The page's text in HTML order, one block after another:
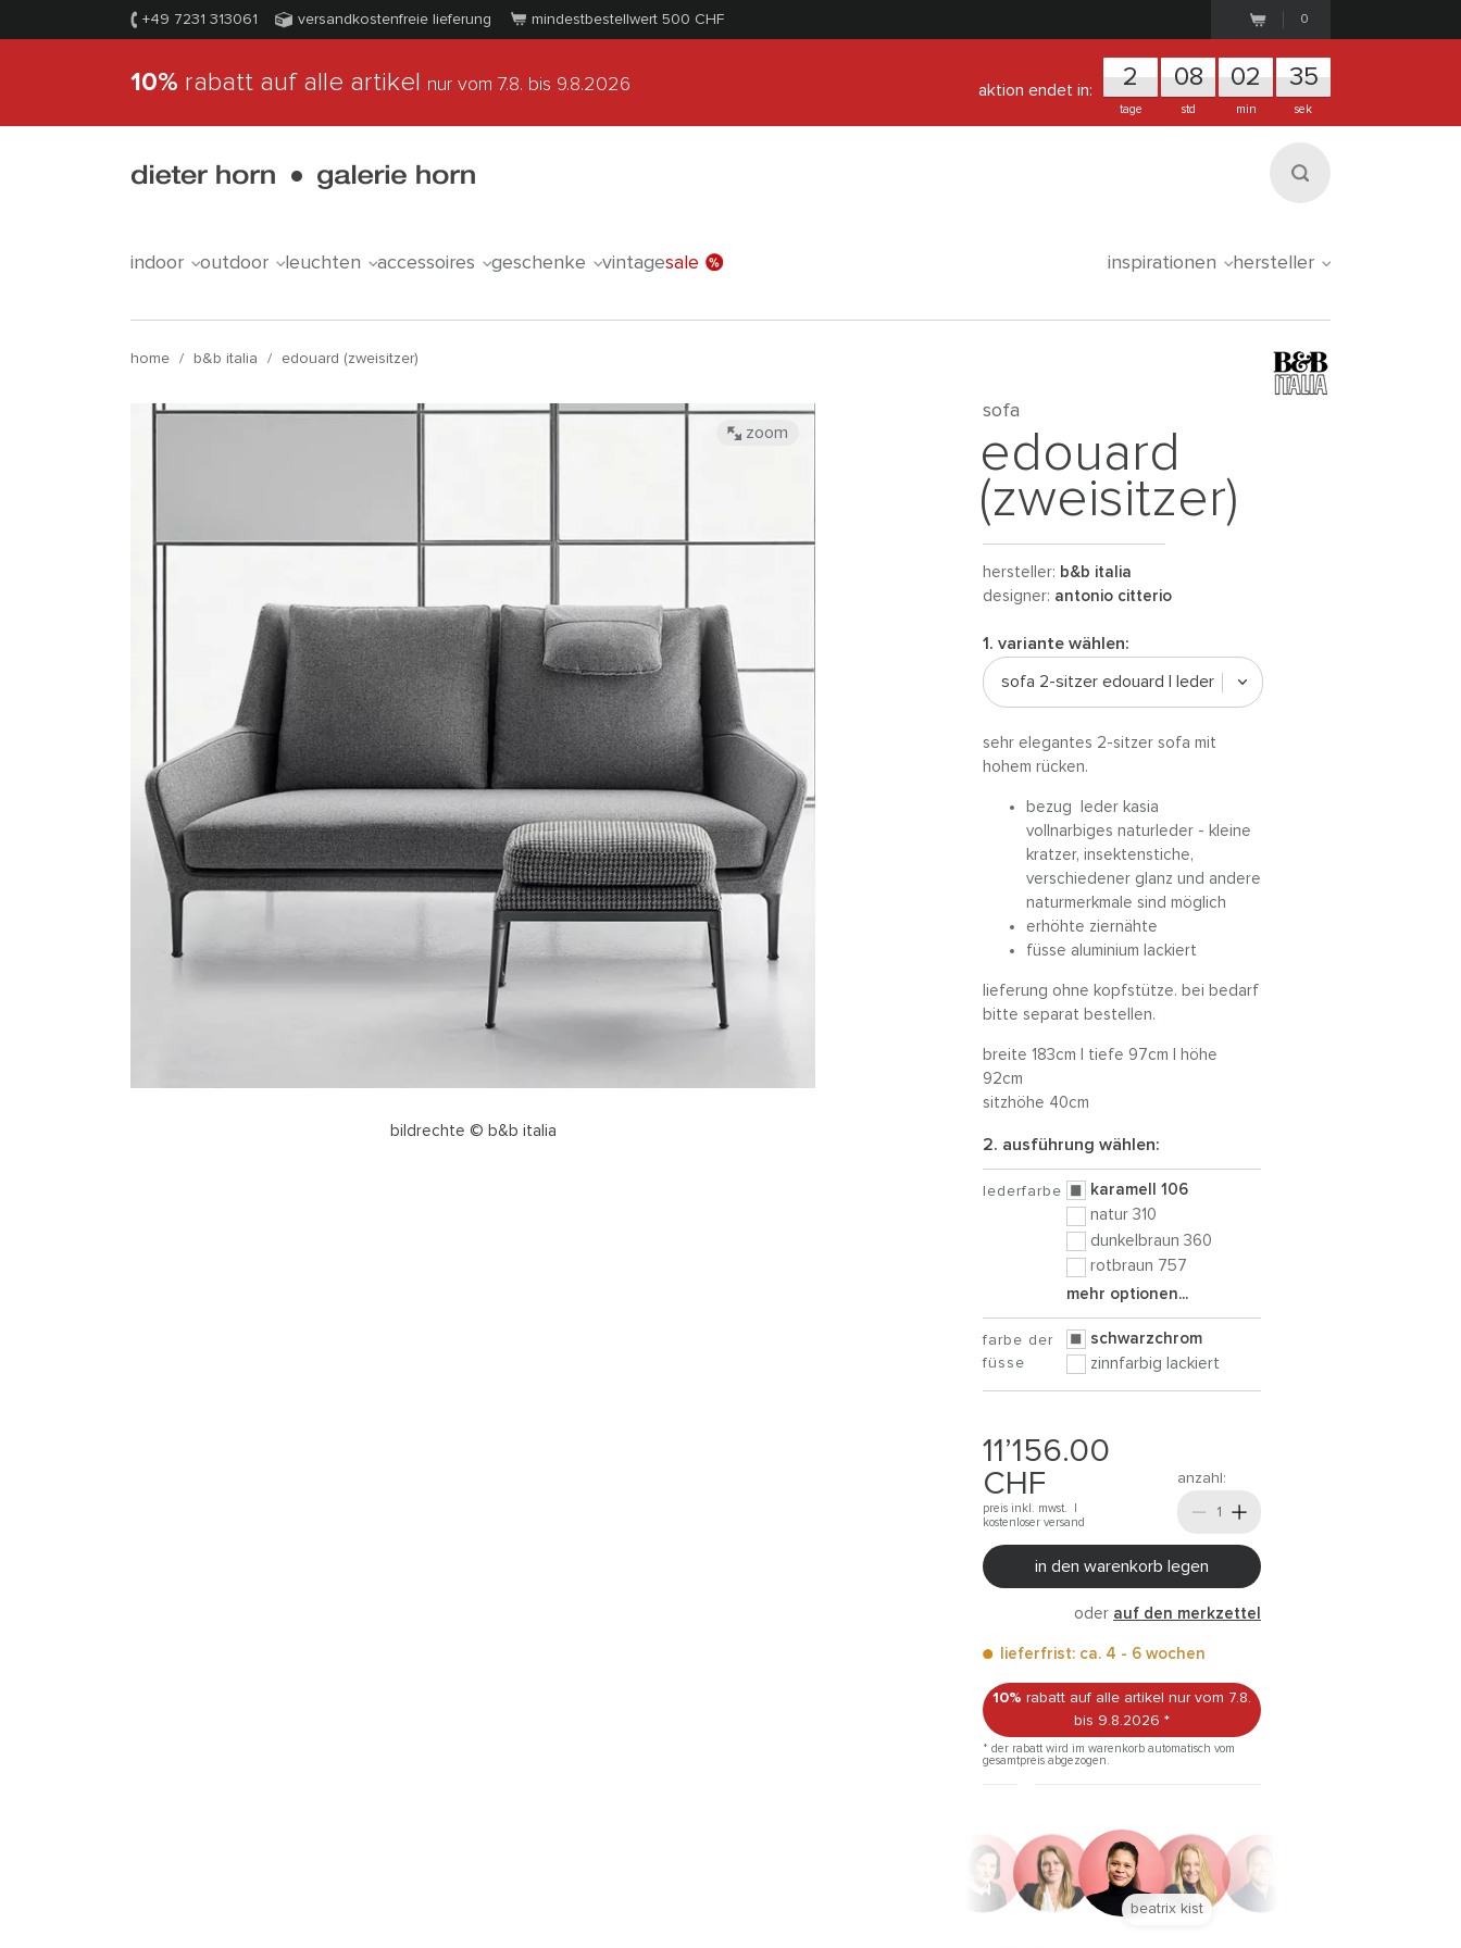
+49 7231 313061 versandkostenfreie lieferung mindestbestellwert 500 CHF 0
10% rabatt auf alle artikel nur vom 7.8. bis 9.8.2026 aktion endet in: 2
tage
08
std
02
min
34
sek
indoor outdoor leuchten accessoires geschenke vintagesale inspirationen hersteller
home / b&b italia / edouard (zweisitzer)
bildrechte © b&b italia
zoom
sofa
edouard
(zweisitzer)
hersteller: b&b italia
designer: antonio citterio
1. variante wählen:
sofa 2-sitzer edouard | leder
sehr elegantes 2-sitzer sofa mit
hohem rücken.
bezug leder kasia
vollnarbiges naturleder - kleine
kratzer, insektenstiche,
verschiedener glanz und andere
naturmerkmale sind möglich
erhöhte ziernähte
füsse aluminium lackiert
lieferung ohne kopfstütze. bei bedarf
bitte separat bestellen.
breite 183cm | tiefe 97cm | höhe
92cm
sitzhöhe 40cm
2. ausführung wählen:
lederfarbe
karamell 106
natur 310
dunkelbraun 360
rotbraun 757
mehr optionen...
farbe der
füsse
schwarzchrom
zinnfarbig lackiert
11’156.00
CHF
preis inkl. mwst. |
kostenloser versand
anzahl:
in den warenkorb legen
oder auf den merkzettel
lieferfrist: ca. 4 - 6 wochen
10% rabatt auf alle artikel nur vom 7.8.
bis 9.8.2026 *
* der rabatt wird im warenkorb automatisch vom
gesamtpreis abgezogen.
anna trautz